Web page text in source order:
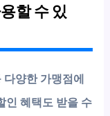
할 수 있
양한 가맹점에
인 혜택도 받을 수